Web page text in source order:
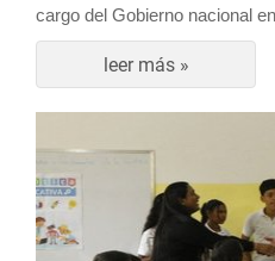
cargo del Gobierno nacional
leer más »